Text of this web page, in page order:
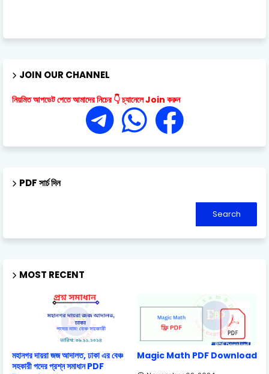
JOIN OUR CHANNEL
নিয়মিত আপডেট পেতে আমাদের নিচের 👇 চ্যানেলে Join করুন
PDF সার্চ দিন
MOST RECENT
মহানগর দায়রা জজ আদালত, ঢাকা এর বেঞ্চ
সহকারী পদের প্রশ্ন সমাধান PDF
Magic Math PDF Download